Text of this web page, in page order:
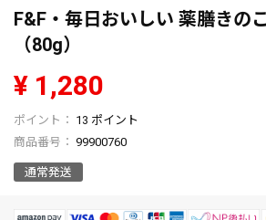
F&F・毎日おいしい 薬膳きの
（80g）
¥ 1,280
13 ポイント
商品番号
99900760
通常発送